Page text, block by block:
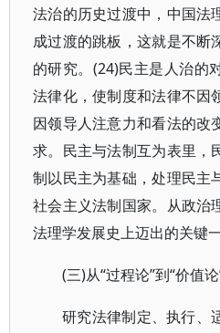
法治的历史过渡中，中国法
成过渡的跳板，这就是不断
的研究。(24)民主是人治的
法律化，使制度和法律不因
因领导人注意力和看法的改
求。民主与法制互为表里，
制以民主为基础，处理民主
社会主义法制国家。从政治
法理学发展史上迈出的关键一
(三)从“过程论”到“价值
研究法律制定、执行、